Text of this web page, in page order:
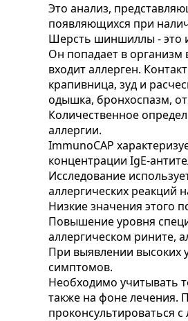
Это анализ,
появляющихся при
Шерсть шиншиллы - это
Он попадает в организм
входит аллерген.
крапивница, зуд и
одышка, бронхоспазм,
Количественное
аллергии.
ImmunoCAP
концентрации IgE-
Исследование
аллергических
Низкие значения этого
Повышение уровня
аллергическом рините,
При выявлении высоких
симптомов.
Необходимо учитывать
также на фоне лечения.
проконсультироваться